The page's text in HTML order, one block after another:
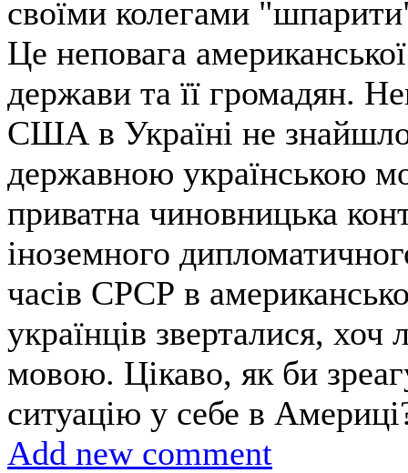
своїми колегами
Це неповага
держави та її громадян.
США в Україні не
державною українською
приватна чиновницька
іноземного
часів СРСР в
українців зверталися,
мовою. Цікаво, як би
ситуацію у себе в
Add new comment